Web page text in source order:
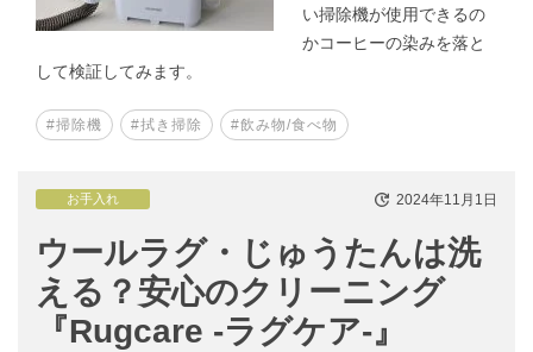
い掃除機が使用できるの
かコーヒーの染みを落と
して検証してみます。
#掃除機 #拭き掃除 #飲み物/食べ物
ウールラグ・じゅうたんは洗
える？安心のクリーニング
『Rugcare -ラグケア-』
お手入れ 2024年11月1日